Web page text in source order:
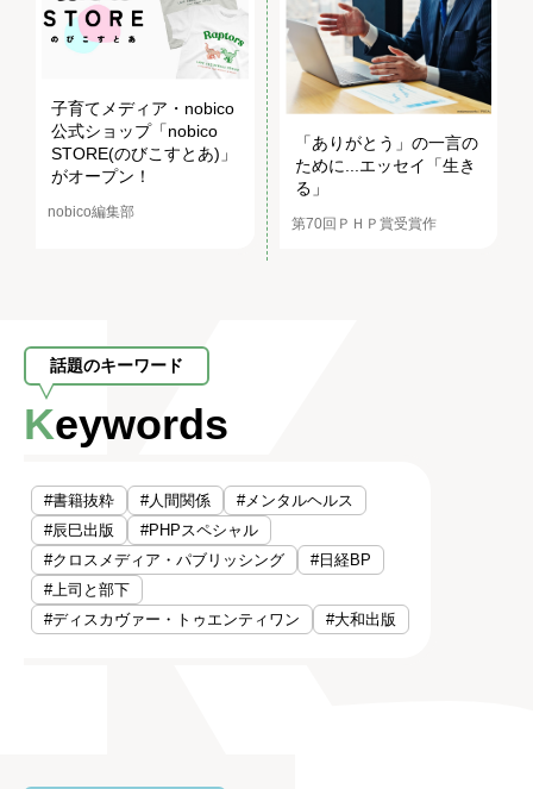
子育てメディア・nobico
公式ショップ「nobico
STORE(のびこすとあ)」
がオープン！
nobico編集部
「ありがとう」の一言の
ために...エッセイ「生き
る」
第70回ＰＨＰ賞受賞作
話題のキーワード
Keywords
#書籍抜粋 #人間関係
#メンタルヘルス
#辰巳出版
#PHPスペシャル
#クロスメディア・パブリッシング
#日経BP
#上司と部下
#ディスカヴァー・トゥエンティワン
#大和出版